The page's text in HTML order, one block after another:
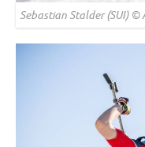
Sebastian Stalder (SUI)